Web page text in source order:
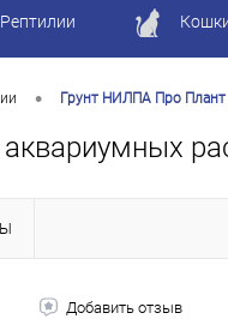
Рептилии
• Грунт НИЛПА Про Плант
Добавить отзыв